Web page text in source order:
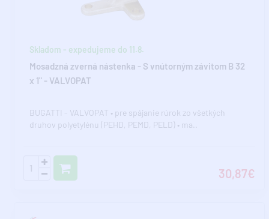
Skladom - expedujeme do 11.8.
Mosadzná zverná nástenka - S vnútorným závitom B 32
x 1" - VALVOPAT
BUGATTI - VALVOPAT • pre spájanie rúrok zo všetkých
druhov polyetylénu (PEHD, PEMD, PELD) • ma..
30,87€